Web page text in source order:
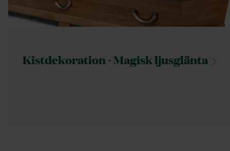
Kistdekoration - Magiskljusglänta